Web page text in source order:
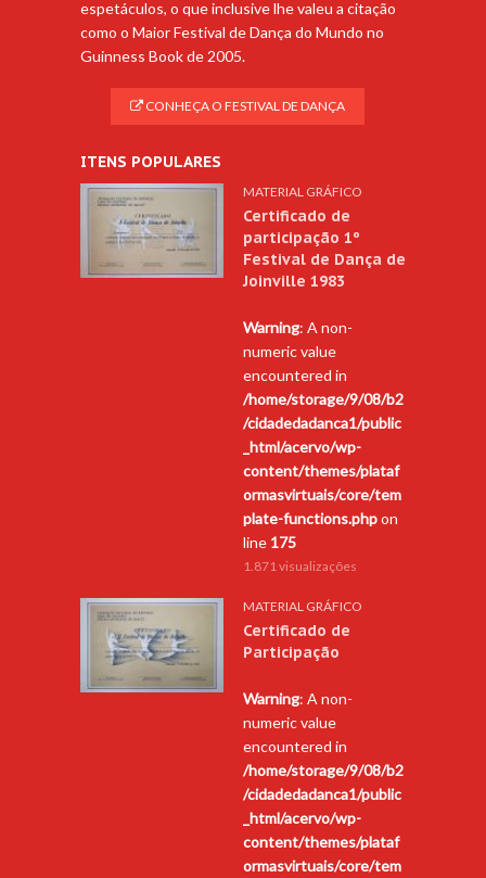
espetáculos, o que inclusive lhe valeu a citação
como o Maior Festival de Dança do Mundo no
Guinness Book de 2005.
CONHEÇA O FESTIVAL DE DANÇA
ITENS POPULARES
MATERIAL GRÁFICO
Certificado de
participação 1º
Festival de Dança de
Joinville 1983
Warning: A non-
numeric value
encountered in
/home/storage/9/08/b2
/cidadedadanca1/public
_html/acervo/wp-
content/themes/plataf
ormasvirtuais/core/tem
plate-functions.phpon
line 175
1.871 visualizações
MATERIAL GRÁFICO
Certificado de
Participação
Warning: A non-
numeric value
encountered in
/home/storage/9/08/b2
/cidadedadanca1/public
_html/acervo/wp-
content/themes/plataf
ormasvirtuais/core/tem